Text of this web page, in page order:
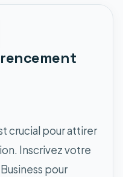
crucial pour attirer
Inscrivez votre
pour